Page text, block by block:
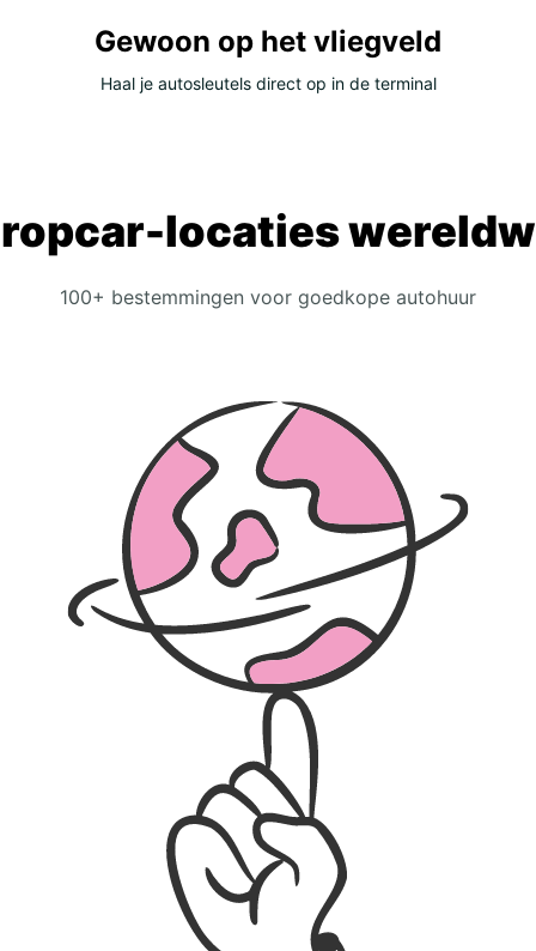
Gewoon op het vliegveld
Haal je autosleutels direct op in de terminal
locaties
100+ bestemmingen voor goedkope autohuur